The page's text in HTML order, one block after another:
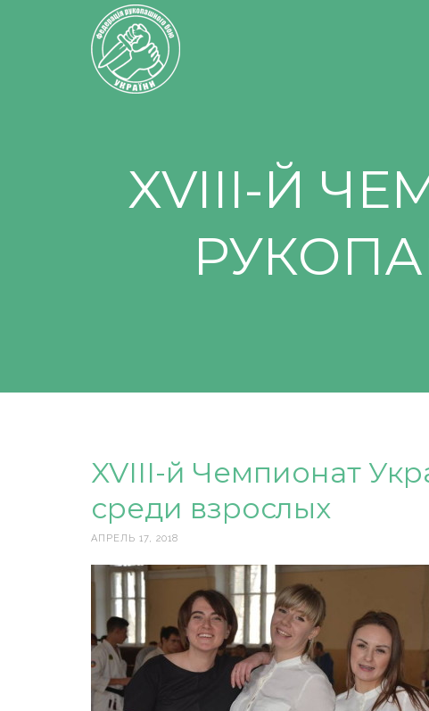
XVIII-Й
XVIII-й Чемпионат
среди взрослых
АПРЕЛЬ 17, 2018